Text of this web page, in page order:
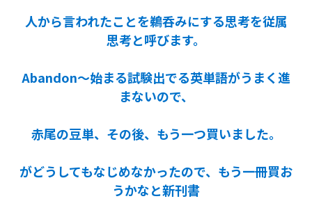
人から言われたことを鵜呑みにする思考を従属
思考と呼びます。
Abandon～始まる試験出でる英単語がうまく進
まないので、
赤尾の豆単、その後、もう一つ買いました。
がどうしてもなじめなかったので、もう一冊買お
うかなと新刊書